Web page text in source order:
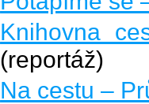
Knihovna
(reportáž)
Na cestu –